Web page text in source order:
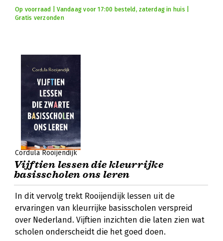
Op voorraad | Vandaag voor 17:00 besteld, zaterdag in huis |
Gratis verzonden
Cordula Rooijendijk
Vijftien lessen die kleurrijke
basisscholen ons leren
In dit vervolg trekt Rooijendijk lessen uit de
ervaringen van kleurrijke basisscholen verspreid
over Nederland. Vijftien inzichten die laten zien wat
scholen onderscheidt die het goed doen.